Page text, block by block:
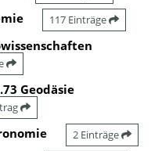
117 Einträge
Geodäsie
2 Einträge